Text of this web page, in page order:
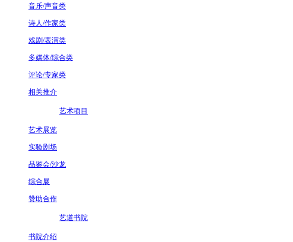
音乐/声音类
诗人/作家类
戏剧/表演类
多媒体/综合类
评论/专家类
相关推介
艺术项目
艺术展览
实验剧场
品鉴会/沙龙
综合展
赞助合作
艺道书院
书院介绍